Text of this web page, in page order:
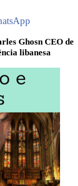
Ghosn CEO de
libanesa